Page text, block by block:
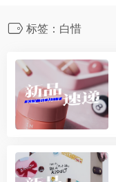
标签：白惜